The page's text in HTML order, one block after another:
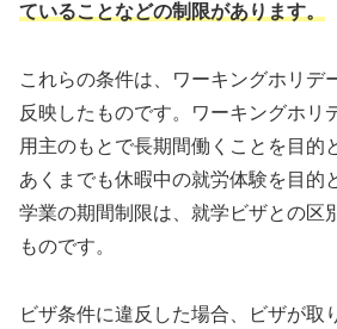
ていることなどの制限があります。
これらの条件は、ワーキングホリデ
反映したものです。ワーキングホリ
用主のもとで長期間働くことを目的
あくまでも休暇中の就労体験を目的
学業の期間制限は、就学ビザとの区
ものです。
ビザ条件に違反した場合、ビザが取